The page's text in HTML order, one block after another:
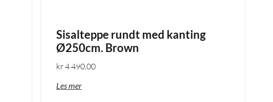
Sisalteppe rundt med kanting
Ø250cm. Brown
kr4 490,00
Les mer